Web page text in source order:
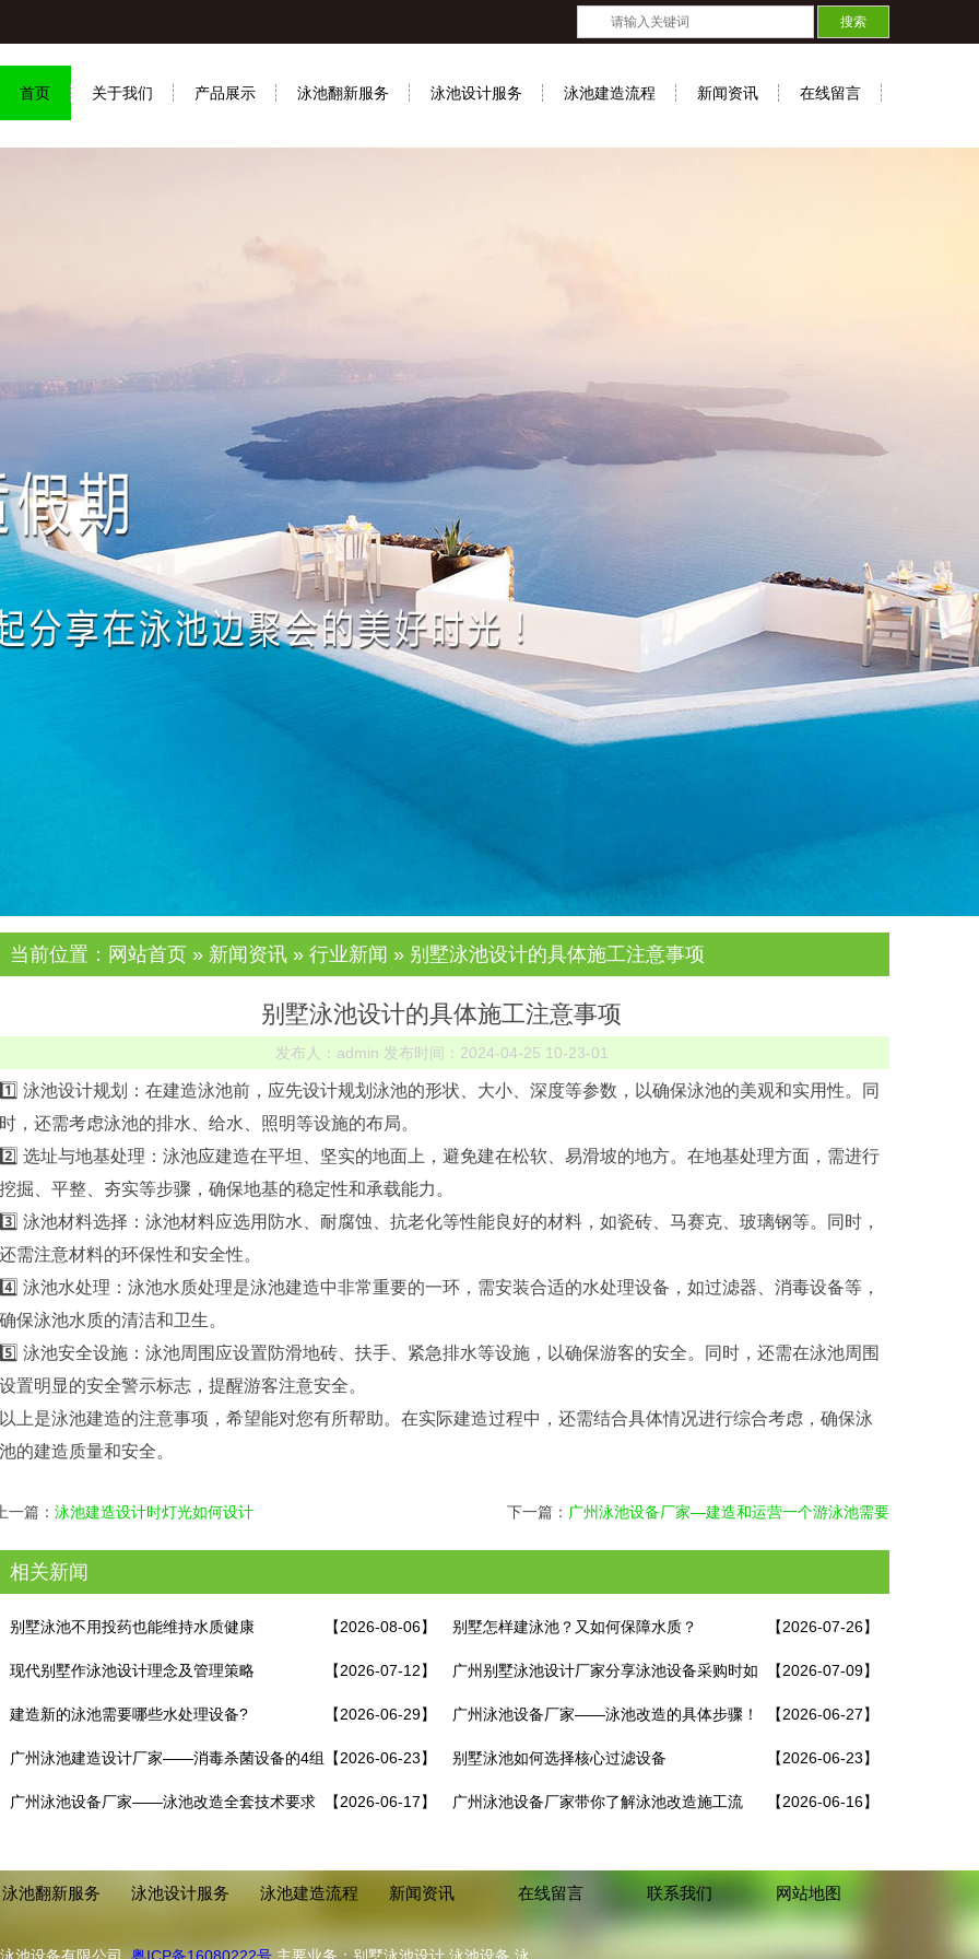
首页 关于我们 产品展示 泳池翻新服务 泳池设计服务 泳池建造流程 新闻资讯 在线留言
联系我们
当前位置： 网站首页 » 新闻资讯 » 行业新闻 » 别墅泳池设计的具体施工注意事项
别墅泳池设计的具体施工注意事项
发布人：admin 发布时间：2024-04-25 10-23-01
1️⃣ 泳池设计规划：在建造泳池前，应先设计规划泳池的形状、大小、深度等参数，以确保泳池的美观和实用性。同
时，还需考虑泳池的排水、给水、照明等设施的布局。
2️⃣ 选址与地基处理：泳池应建造在平坦、坚实的地面上，避免建在松软、易滑坡的地方。在地基处理方面，需进行
挖掘、平整、夯实等步骤，确保地基的稳定性和承载能力。
3️⃣ 泳池材料选择：泳池材料应选用防水、耐腐蚀、抗老化等性能良好的材料，如瓷砖、马赛克、玻璃钢等。同时，
还需注意材料的环保性和安全性。
4️⃣ 泳池水处理：泳池水质处理是泳池建造中非常重要的一环，需安装合适的水处理设备，如过滤器、消毒设备等，
确保泳池水质的清洁和卫生。
5️⃣ 泳池安全设施：泳池周围应设置防滑地砖、扶手、紧急排水等设施，以确保游客的安全。同时，还需在泳池周围
设置明显的安全警示标志，提醒游客注意安全。
以上是泳池建造的注意事项，希望能对您有所帮助。在实际建造过程中，还需结合具体情况进行综合考虑，确保泳
池的建造质量和安全。
一篇： 泳池建造设计时灯光如何设计 下一篇： 广州泳池设备厂家—建造和运营一个游泳池需要
相关新闻
【2026-08-06】
别墅泳池不用投药也能维持水质健康 【2026-07-26】
别墅怎样建泳池？又如何保障水质？
【2026-07-12】
现代别墅作泳池设计理念及管理策略 【2026-07-09】
广州别墅泳池设计厂家分享泳池设备采购时如
何避免踩坑！
【2026-06-29】
建造新的泳池需要哪些水处理设备? 【2026-06-27】
广州泳池设备厂家——泳池改造的具体步骤！
【2026-06-23】
广州泳池建造设计厂家——消毒杀菌设备的4组
最优搭配！
【2026-06-23】
别墅泳池如何选择核心过滤设备
【2026-06-17】
广州泳池设备厂家——泳池改造全套技术要求 【2026-06-16】
广州泳池设备厂家带你了解泳池改造施工流
泳池翻新服务 泳池设计服务 泳池建造流程 新闻资讯 在线留言 联系我们 网站地图